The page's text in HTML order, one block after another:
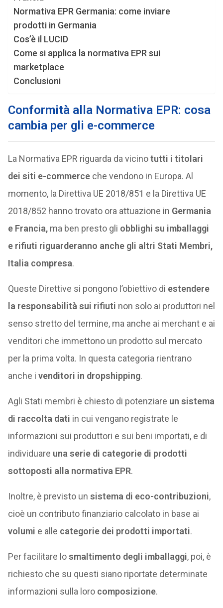
Normativa EPR Germania: come inviare
prodotti in Germania
Cos’è il LUCID
Come si applica la normativa EPR sui
marketplace
Conclusioni
Conformità alla Normativa EPR: cosa
cambia per gli e-commerce
La Normativa EPR riguarda da vicinotutti i titolari
dei siti e-commerceche vendono in Europa. Al
momento, la Direttiva UE 2018/851 e la Direttiva UE
2018/852 hanno trovato ora attuazione in Germania
e Francia, ma ben presto gli obblighi su imballaggi
e rifiuti riguarderanno anche gli altri Stati Membri,
Italia compresa.
Queste Direttive si pongono l’obiettivo di estendere
la responsabilità sui rifiuti non solo ai produttori nel
senso stretto del termine, ma anche ai merchant e ai
venditori che immettono un prodotto sul mercato
per la prima volta. In questa categoria rientrano
anche i venditori in dropshipping.
Agli Stati membri è chiesto di potenziare un sistema
di raccolta dati in cui vengano registrate le
informazioni sui produttori e sui beni importati, e di
individuare una serie di categorie di prodotti
sottoposti alla normativa EPR.
Inoltre, è previsto un sistema di eco-contribuzioni,
cioè un contributo finanziario calcolato in base ai
volumi e alle categorie dei prodotti importati.
Per facilitare losmaltimento degli imballaggi, poi, è
richiesto che su questi siano riportate determinate
informazioni sulla loro composizione.